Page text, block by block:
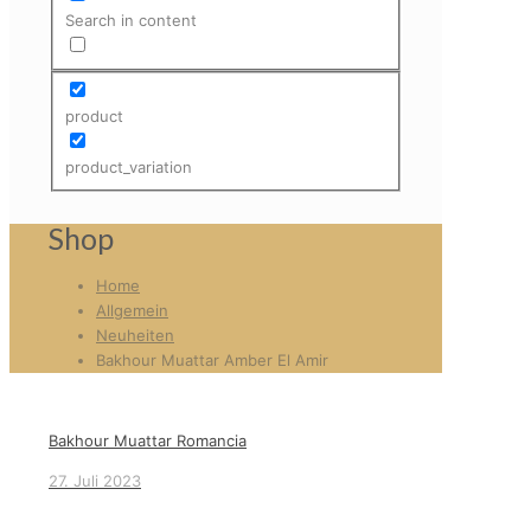
Search in content
product
product_variation
Shop
Home
Allgemein
Neuheiten
Bakhour Muattar Amber El Amir
Bakhour Muattar Romancia
27. Juli 2023